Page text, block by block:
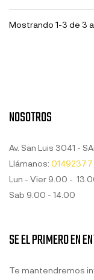
Mostrando 1-3 de 3
NOSOTROS
Av. San Luis 3041 -
Llámanos:
Lun - Vier 9.00 -
Sab 9.00 - 14.00
SE EL PRIMERO EN
Te mantendremos